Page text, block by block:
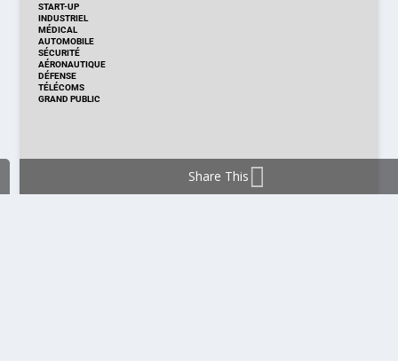
START-UP
INDUSTRIEL
MÉDICAL
AUTOMOBILE
SÉCURITÉ
AÉRONAUTIQUE
DÉFENSE
TÉLÉCOMS
GRAND PUBLIC
Share This